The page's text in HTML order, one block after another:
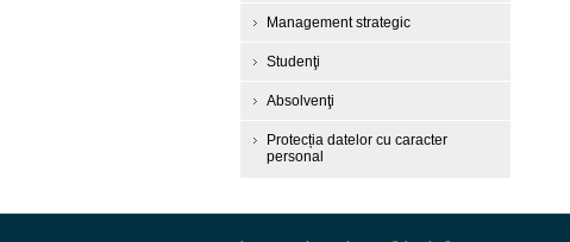
Management strategic
Studenţi
Absolvenţi
Protecția datelor cu caracter
personal